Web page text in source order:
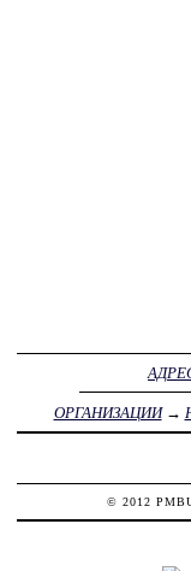
ОРГАНИЗАЦИИ→
© 2012